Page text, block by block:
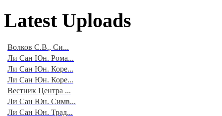
Latest Uploads
Волков С.В., Си...
Ли Сан Юн. Рома...
Ли Сан Юн. Коре...
Ли Сан Юн. Коре...
Вестник Центра ...
Ли Сан Юн. Симв...
Ли Сан Юн. Трад...